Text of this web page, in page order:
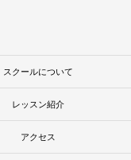
スクールについて
レッスン紹介
アクセス